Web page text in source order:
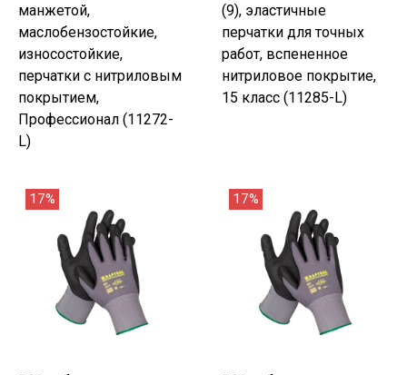
манжетой,
маслобензостойкие,
износостойкие,
перчатки с нитриловым
покрытием,
Профессионал (11272-
L)
(9), эластичные
перчатки для точных
работ, вспененное
нитриловое покрытие,
15 класс (11285-L)
17% 17%